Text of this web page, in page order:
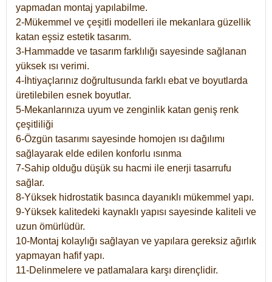
yapmadan montaj yapılabilme.
2-Mükemmel ve çeşitli modelleri ile mekanlara güzellik
katan eşsiz estetik tasarım.
3-Hammadde ve tasarım farklılığı sayesinde sağlanan
yüksek ısı verimi.
4-İhtiyaçlarınız doğrultusunda farklı ebat ve boyutlarda
üretilebilen esnek boyutlar.
5-Mekanlarınıza uyum ve zenginlik katan geniş renk
çeşitliliği
6-Özgün tasarımı sayesinde homojen ısı dağılımı
sağlayarak elde edilen konforlu ısınma
7-Sahip olduğu düşük su hacmi ile enerji tasarrufu
sağlar.
8-Yüksek hidrostatik basınca dayanıklı mükemmel yapı.
9-Yüksek kalitedeki kaynaklı yapısı sayesinde kaliteli ve
uzun ömürlüdür.
10-Montaj kolaylığı sağlayan ve yapılara gereksiz ağırlık
yapmayan hafif yapı.
11-Delinmelere ve patlamalara karşı dirençlidir.